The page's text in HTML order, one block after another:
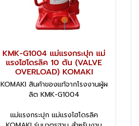
KMK-G1004 แม่แรงกระปุก แม่
แรงไฮโดรลิค 10 ตัน (VALVE
OVERLOAD) KOMAKI
KOMAKI สินค้าของแท้จากโรงงานผู้ผ
ลิต KMK-G1004
แม่แรงกระปุก แม่แรงไฮโดรลิค